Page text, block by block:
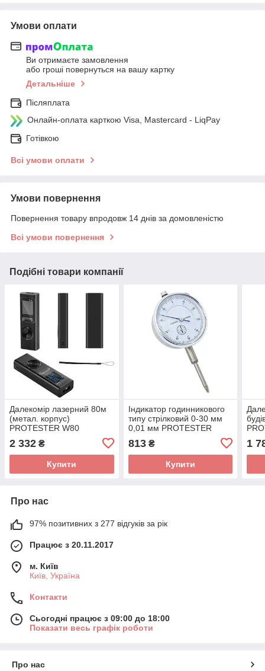
Умови оплати
Ви отримаєте замовлення
або гроші повернуться на вашу картку
Детальніше
Післяплата
Онлайн-оплата карткою Visa, Mastercard - LiqPay
Готівкою
Всі умови оплати
Умови повернення
Повернення товару впродовж 14 днів за домовленістю
Всі умови повернення
Подібні товари компанії
Далекомір лазерний 80м
(метал. корпус)
PROTESTER W80
2 332 ₴
Купити
Індикатор годинникового
типу стрілковий 0-30 мм
0,01 мм PROTESTER
813₴
Купити
1
Про нас
97% позитивних з 277 відгуків за рік
Працює з 20.11.2017
м. Київ
Київ, Україна
Контакти
Сьогодні працює з 09:00 до 18:00
Показати весь графік роботи
Про нас